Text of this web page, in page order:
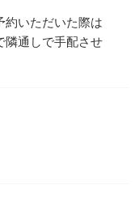
約いただいた際は
隣通しで手配させ